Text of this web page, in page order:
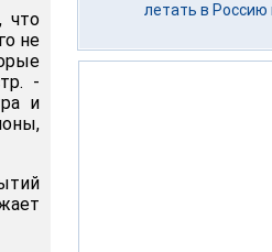
что
не
-
и
летать в Россию